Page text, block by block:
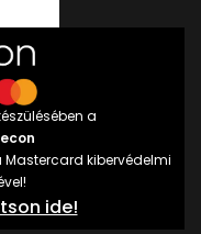
a
kibervédelmi
ide!